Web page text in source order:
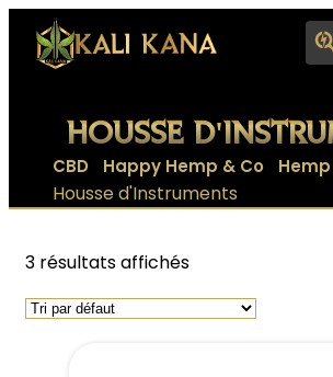
HOUSSE
CBD Happy Hemp & Co
Housse d'Instruments
3 résultats affichés